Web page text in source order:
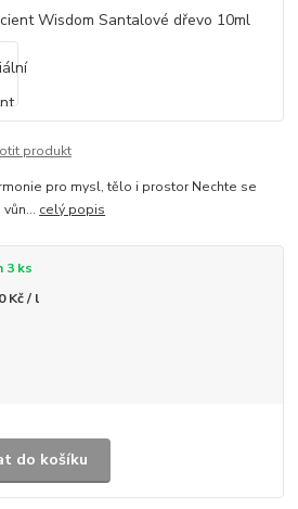
produkt
pro mysl, tělo i prostor Nechte se
celý popis
3 ks
Kč / l
do košíku